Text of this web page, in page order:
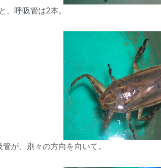
、呼吸管は2本。
が、別々の方向を向いて。